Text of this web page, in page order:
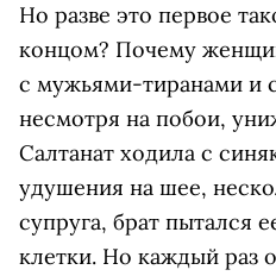
Но разве это первое
концом? Почему
с мужьями-тиранами и
несмотря на побои,
Салтанат ходила с
удушения на шее,
супруга, брат пытался
клетки. Но каждый раз